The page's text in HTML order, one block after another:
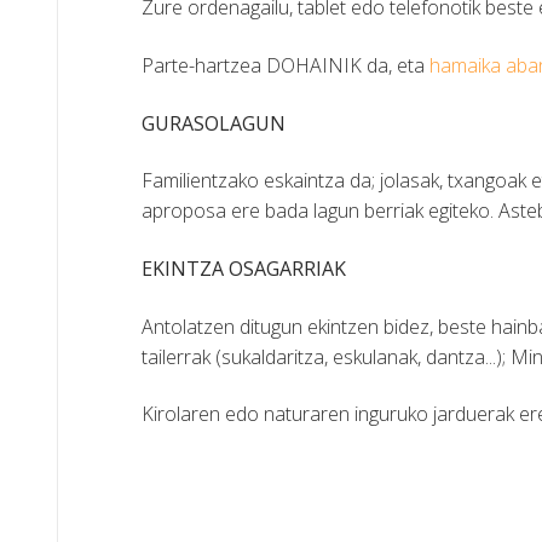
Zure ordenagailu, tablet edo telefonotik beste
Parte-hartzea DOHAINIK da, eta hamaika
GURASOLAGUN
Familientzako eskaintza da; jolasak,
aproposa ere bada lagun berriak egiteko.
EKINTZA OSAGARRIAK
Antolatzen ditugun ekintzen bidez, beste
tailerrak (sukaldaritza, eskulanak, dantza...);
Kirolaren edo naturaren inguruko jarduerak